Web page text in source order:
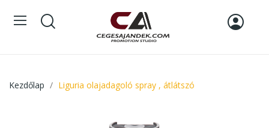
Kezdőlap Liguria olajadagoló spray , átlátszó